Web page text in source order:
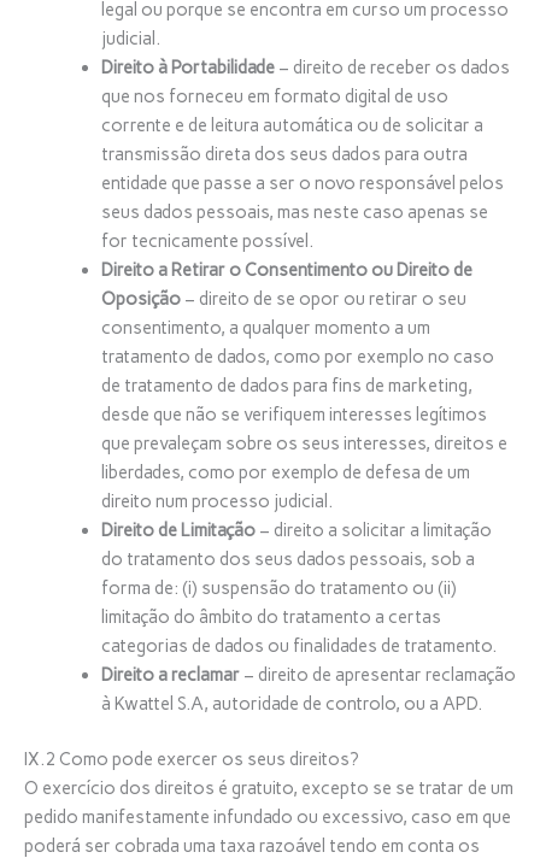
legal ou porque se encontra em curso um processo
judicial.
Direito à Portabilidade– direito de receber os dados
que nos forneceu em formato digital de uso
corrente e de leitura automática ou de solicitar a
transmissão direta dos seus dados para outra
entidade que passe a ser o novo responsável pelos
seus dados pessoais, mas neste caso apenas se
for tecnicamente possível.
Direito a Retirar o Consentimento ou Direito de
Oposição– direito de se opor ou retirar o seu
consentimento, a qualquer momento a um
tratamento de dados, como por exemplo no caso
de tratamento de dados para fins de marketing,
desde que não se verifiquem interesses legítimos
que prevaleçam sobre os seus interesses, direitos e
liberdades, como por exemplo de defesa de um
direito num processo judicial.
Direito de Limitação– direito a solicitar a limitação
do tratamento dos seus dados pessoais, sob a
forma de: (i) suspensão do tratamento ou (ii)
limitação do âmbito do tratamento a certas
categorias de dados ou finalidades de tratamento.
Direito a reclamar– direito de apresentar reclamação
à Kwattel S.A, autoridade de controlo, ou a APD.
IX.2 Como pode exercer os seus direitos?
O exercício dos direitos é gratuito, excepto se se tratar de um
pedido manifestamente infundado ou excessivo, caso em que
poderá ser cobrada uma taxa razoável tendo em conta os